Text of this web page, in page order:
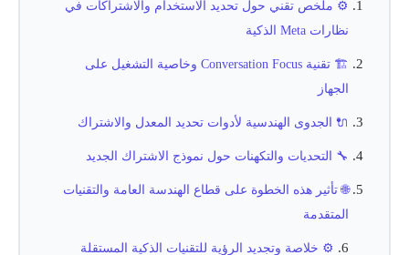
⚙️ ملخص تقني حول تحديد الاستخدام والاشتراكات في
نظارات Meta الذكية
🏗️ تقنية Conversation Focus وخاصية التشغيل على
الجهاز
🔌 الجدوى الهندسية لأدوات تحديد المعدل والاشتراك
🔧 التحديات والتكهنات حول نموذج الاشتراك الجديد
🌐 تأثير هذه الخطوة على قطاع الهندسة العامة والتقنيات
المتقدمة
⚙️ خلاصة وتجديد الرؤية للتقنيات الذكية المستقلة